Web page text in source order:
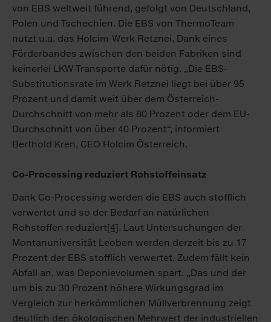
von EBS weltweit führend, gefolgt von Deutschland,
Polen und Tschechien. Die EBS von ThermoTeam
nutzt u.a. das Holcim-Werk Retznei. Dank eines
Förderbandes zwischen den beiden Fabriken sind
keinerlei LKW-Transporte dafür nötig. „Die EBS-
Substitutionsrate im Werk Retznei liegt bei über 95
Prozent und damit weit über dem Österreich-
Durchschnitt von mehr als 80 Prozent oder dem EU-
Durchschnitt von über 40 Prozent“, informiert
Berthold Kren, CEO Holcim Österreich.
Co-Processing reduziert Rohstoffeinsatz
Dank Co-Processing werden die EBS auch stofflich
verwertet und so der Bedarf an natürlichen
Rohstoffen reduziert[4]. Laut Untersuchungen der
Montanuniversität Leoben werden derzeit bis zu 17
Prozent der EBS stofflich verwertet. Zudem fällt kein
Abfall an, was Deponievolumen spart. „Das und der
um bis zu 30 Prozent höhere Wirkungsgrad im
Vergleich zur herkömmlichen Müllverbrennung zeigt
deutlich den ökologischen Mehrwert der industriellen